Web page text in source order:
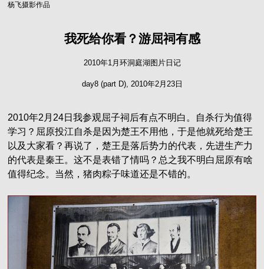
杨飞摄影作品
我死给你看？游屈祠有感
2010年1月环洞庭湖图片日记
day8 (part D), 2010年2月23日
2010年2月24日我参观屈子祠后有点不明白。自杀行为值得
学习？屈原投江自杀是因为楚王不用他，于是他就死给楚王
以及大家看？再说了，楚王是落后势力的代表，先进生产力
的代表是秦王。这不是表错了情吗？总之我不明白屈原有啥
值得纪念。当然，猪肉粽子味道还是不错的。